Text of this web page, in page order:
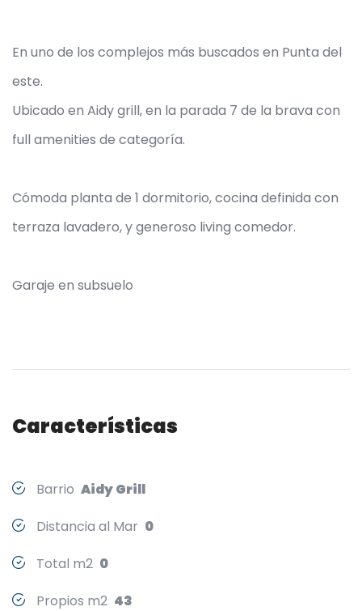
En uno de los complejos más buscados en Punta del
este.
Ubicado en Aidy grill, en la parada 7 de la brava con
full amenities de categoría.
Cómoda planta de 1 dormitorio, cocina definida con
terraza lavadero, y generoso living comedor.
Garaje en subsuelo
Características
Barrio Aidy Grill
Distancia al Mar 0
Total m2 0
Propios m2 43